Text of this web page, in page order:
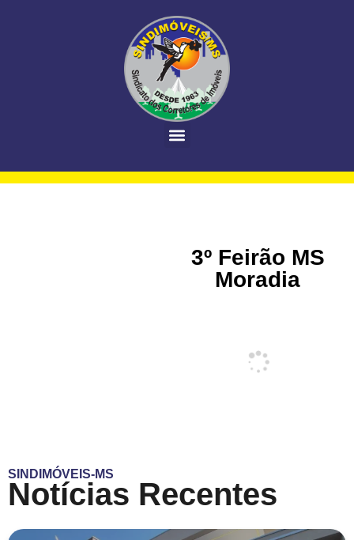
3º Feirão MS
Moradia
SINDIMÓVEIS-MS
Notícias Recentes